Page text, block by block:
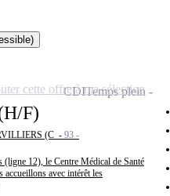
F)
(C - 93 -
12), le Centre Médical de Santé
accueillons avec intérêt les
CDITemps plein
cette offre à ma sélection